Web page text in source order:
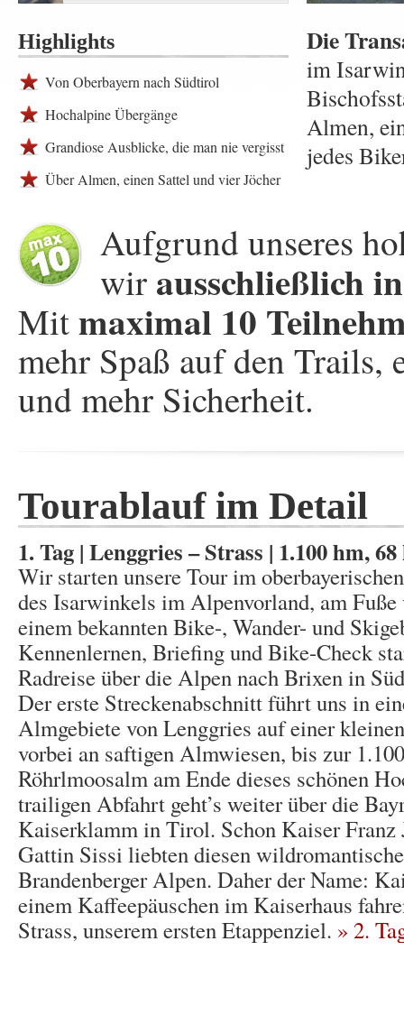
Highlights
Von Oberbayern nach Südtirol
Hochalpine Übergänge
Grandiose Ausblicke, die man nie vergisst
Über Almen, einen Sattel und vier Jöcher
Die
im
Almen,
jedes
Aufgrund unseres
wir ausschließlich
Mitmaximal 10
mehr Spaß auf den Trails,
und mehr Sicherheit.
Tourablauf im Detail
1. Tag | Lenggries – Strass | 1.100 hm,
Wir starten unsere Tour im
des Isarwinkels im Alpenvorland, am Fuße
einem bekannten Bike-, Wander- und
Kennenlernen, Briefing und Bike-Check
Radreise über die Alpen nach Brixen in
Der erste Streckenabschnitt führt uns in
Almgebiete von Lenggries auf einer
vorbei an saftigen Almwiesen, bis zur
Röhrlmoosalm am Ende dieses schönen
trailigen Abfahrt geht’s weiter über die
Kaiserklamm in Tirol. Schon Kaiser Franz
Gattin Sissi liebten diesen
Brandenberger Alpen. Daher der Name:
einem Kaffeepäuschen im Kaiserhaus
Strass, unserem ersten Etappenziel. » 2.